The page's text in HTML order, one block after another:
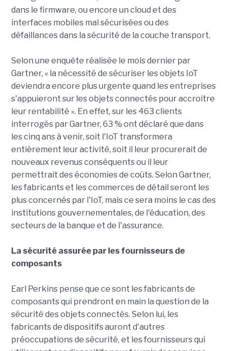
dans le firmware, ou encore un cloud et des
interfaces mobiles mal sécurisées ou des
défaillances dans la sécurité de la couche transport.
Selon une enquête réalisée le mois dernier par
Gartner, « la nécessité de sécuriser les objets IoT
deviendra encore plus urgente quand les entreprises
s'appuieront sur les objets connectés pour accroitre
leur rentabilité ». En effet, sur les 463 clients
interrogés par Gartner, 63 % ont déclaré que dans
les cinq ans à venir, soit l'IoT transformera
entièrement leur activité, soit il leur procurerait de
nouveaux revenus conséquents ou il leur
permettrait des économies de coûts. Selon Gartner,
les fabricants et les commerces de détail seront les
plus concernés par l'IoT, mais ce sera moins le cas des
institutions gouvernementales, de l'éducation, des
secteurs de la banque et de l'assurance.
La sécurité assurée par les fournisseurs de
composants
Earl Perkins pense que ce sont les fabricants de
composants qui prendront en main la question de la
sécurité des objets connectés. Selon lui, les
fabricants de dispositifs auront d'autres
préoccupations de sécurité, et les fournisseurs qui